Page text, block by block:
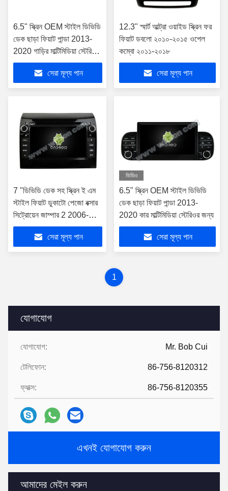
যোগাযোগ
যোগাযোগ: Mr. Bob Cui
টেলিফোন: 86-756-8120312
ফ্যাক্স: 86-756-8120355
এখনই যোগাযোগ করুন
আমাদের মেইল ​​করুন
6.5" স্ক্রিন OEM স্টাইল ডিভিডি
ডেক ছাড়া ফিয়াট পান্ডা 2013-
2020 গাড়ির মাল্টিমিডিয়া স্টেরিও
জিপিএস কারপ্লে প্লেয়ারের জন্য
সেরা মূল্য পান
12.3" স্মার্ট আল্ট্রা ওয়াইড স্ক্রিন ফর
ফিয়াট ডবলো ২০১০-২০১৫ ওপেল
কম্বো ২০১১-২০১৮
সেরা মূল্য পান
7 "ডিভিডি ডেক সহ স্ক্রিন ই এম
স্টাইল ফিয়াট ডুকাটো পেজো বক্সার
সিট্রোয়েন জাম্পার 2 2006-
2016 এর জন্য
সেরা মূল্য পান
ভিডিও
6.5" স্ক্রিন OEM স্টাইল ডিভিডি
ডেক ছাড়া ফিয়াট পান্ডা 2013-
2020 কার মাল্টিমিডিয়া স্টেরিওর জন্য
সেরা মূল্য পান
1